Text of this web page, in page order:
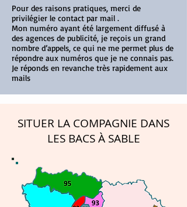
Pour des raisons pratiques, merci de
privilégier le contact par mail .
Mon numéro ayant été largement diffusé à
des agences de publicité, je reçois un grand
nombre d’appels, ce qui ne me permet plus de
répondre aux numéros que je ne connais pas.
Je réponds en revanche très rapidement aux
mails
SITUER LA COMPAGNIE DANS
LES BACS À SABLE